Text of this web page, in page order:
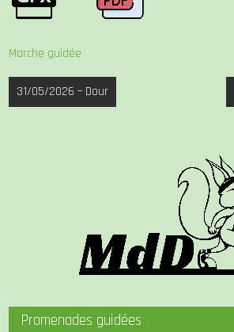
Marche guidée
Navigation
de
31/05/2026 – Dour
Promenades guidées